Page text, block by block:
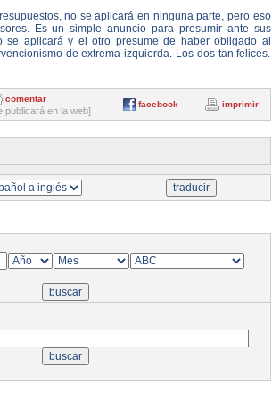
no se aplicará en ninguna parte, pero eso
Es un simple anuncio para presumir ante sus
se aplicará y el otro presume de haber obligado al
de extrema izquierda. Los dos tan felices.
comentar
publicará en la web]
facebook imprimir